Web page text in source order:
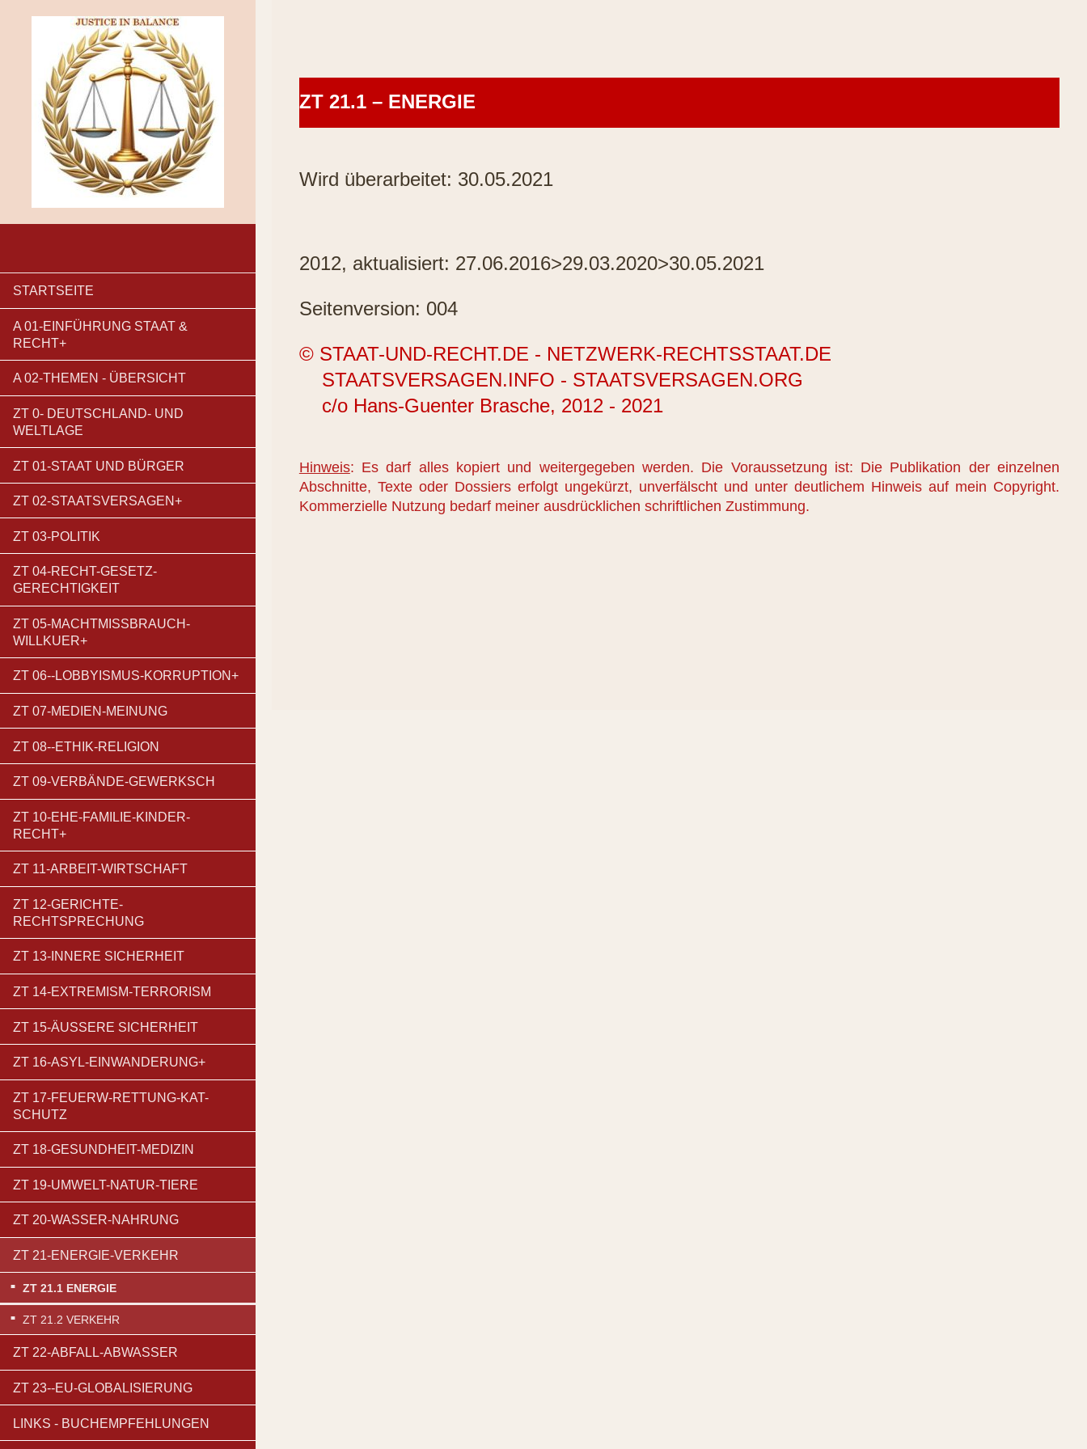
STARTSEITE
A 01-EINFÜHRUNG STAAT &
RECHT+
A 02-THEMEN - ÜBERSICHT
ZT 0- DEUTSCHLAND- UND
WELTLAGE
ZT 01-STAAT UND BÜRGER
ZT 02-STAATSVERSAGEN+
ZT 03-POLITIK
ZT 04-RECHT-GESETZ-
GERECHTIGKEIT
ZT 05-MACHTMISSBRAUCH-
WILLKUER+
ZT 06--LOBBYISMUS-KORRUPTION+
ZT 07-MEDIEN-MEINUNG
ZT 08--ETHIK-RELIGION
ZT 09-VERBÄNDE-GEWERKSCH
ZT 10-EHE-FAMILIE-KINDER-
RECHT+
ZT 11-ARBEIT-WIRTSCHAFT
ZT 12-GERICHTE-
RECHTSPRECHUNG
ZT 13-INNERE SICHERHEIT
ZT 14-EXTREMISM-TERRORISM
ZT 15-ÄUSSERE SICHERHEIT
ZT 16-ASYL-EINWANDERUNG+
ZT 17-FEUERW-RETTUNG-KAT-
SCHUTZ
ZT 18-GESUNDHEIT-MEDIZIN
ZT 19-UMWELT-NATUR-TIERE
ZT 20-WASSER-NAHRUNG
ZT 21-ENERGIE-VERKEHR
ZT 21.1 ENERGIE
ZT 21.2 VERKEHR
ZT 22-ABFALL-ABWASSER
ZT 23--EU-GLOBALISIERUNG
LINKS - BUCHEMPFEHLUNGEN
ZT 21.1 – ENERGIE
Wird überarbeitet: 30.05.2021
2012, aktualisiert: 27.06.2016>29.03.2020>30.05.2021
Seitenversion: 004
© STAAT-UND-RECHT.DE - NETZWERK-RECHTSSTAAT.DE
STAATSVERSAGEN.INFO - STAATSVERSAGEN.ORG
c/o Hans-Guenter Brasche, 2012 - 2021
Hinweis: Es darf alles kopiert und weitergegeben werden. Die Voraussetzung ist: Die Publikation der einzelnen
Abschnitte, Texte oder Dossiers erfolgt ungekürzt, unverfälscht und unter deutlichem Hinweis auf mein Copyright.
Kommerzielle Nutzung bedarf meiner ausdrücklichen schriftlichen Zustimmung.